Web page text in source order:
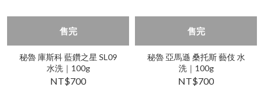
售完
秘魯 庫斯科 藍鑽之星 SL09
水洗｜100g
NT$700
售完
秘魯 亞馬遜 桑托斯 藝伎 水
洗｜100g
NT$700